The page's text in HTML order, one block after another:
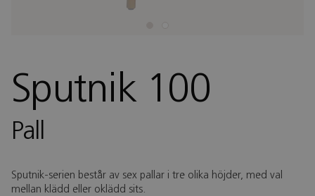
Sputnik 100
Pall
Sputnik-serien består av sex pallar i tre olika höjder, med val
mellan klädd eller oklädd sits.